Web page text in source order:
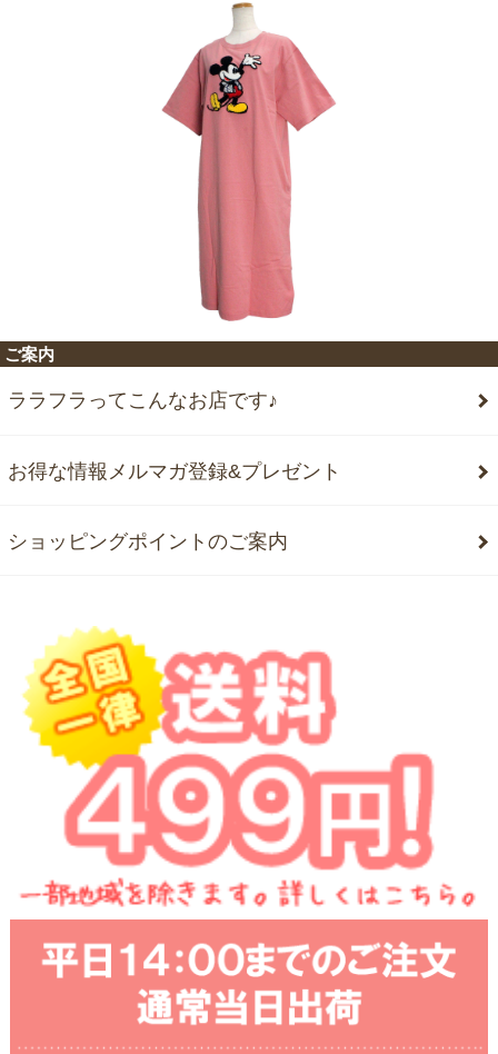
ご案内
ララフラってこんなお店です♪
お得な情報メルマガ登録&プレゼント
ショッピングポイントのご案内